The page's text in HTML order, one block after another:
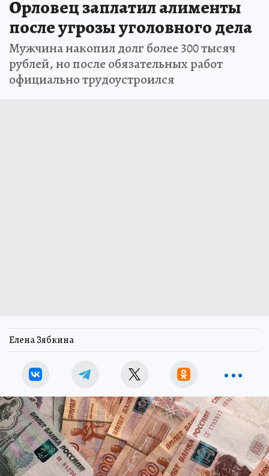
Орловец заплатил алименты
после угрозы уголовного дела
Мужчина накопил долг более 300 тысяч
рублей, но после обязательных работ
официально трудоустроился
Елена Зябкина